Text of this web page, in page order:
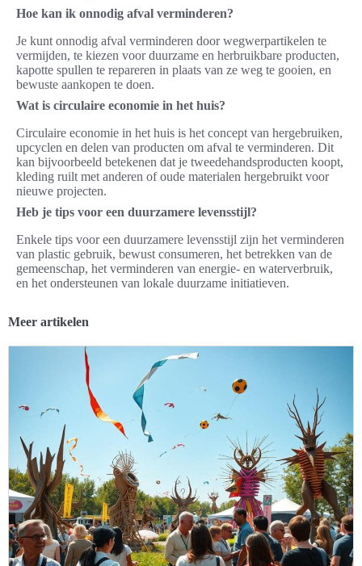
Hoe kan ik onnodig afval verminderen?
Je kunt onnodig afval verminderen door wegwerpartikelen te
vermijden, te kiezen voor duurzame en herbruikbare producten,
kapotte spullen te repareren in plaats van ze weg te gooien, en
bewuste aankopen te doen.
Wat is circulaire economie in het huis?
Circulaire economie in het huis is het concept van hergebruiken,
upcyclen en delen van producten om afval te verminderen. Dit
kan bijvoorbeeld betekenen dat je tweedehandsproducten koopt,
kleding ruilt met anderen of oude materialen hergebruikt voor
nieuwe projecten.
Heb je tips voor een duurzamere levensstijl?
Enkele tips voor een duurzamere levensstijl zijn het verminderen
van plastic gebruik, bewust consumeren, het betrekken van de
gemeenschap, het verminderen van energie- en waterverbruik,
en het ondersteunen van lokale duurzame initiatieven.
Meer artikelen